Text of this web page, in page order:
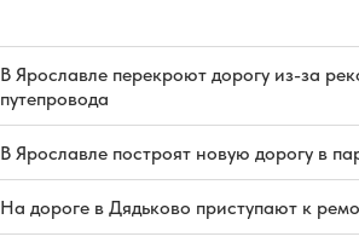
В Ярославле перекроют дорогу из-за
путепровода
В Ярославле построят новую дорогу в
На дороге в Дядьково приступают к